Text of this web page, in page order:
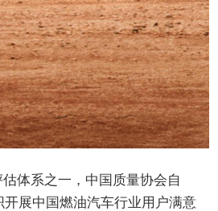
体系之一，中国质量协会自
开展中国燃油汽车行业用户满意